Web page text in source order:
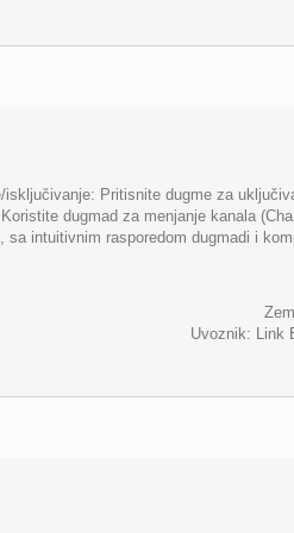
Pritisnite dugme za
dugmad za menjanje kanala
intuitivnim rasporedom dugmadi i
Uvoznik: Link